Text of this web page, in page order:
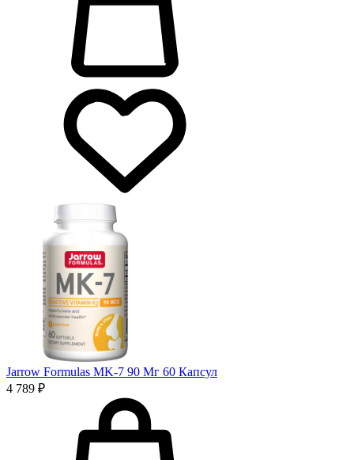
Jarrow Formulas MK-7 90 Мг 60 Капсул
4 789 ₽